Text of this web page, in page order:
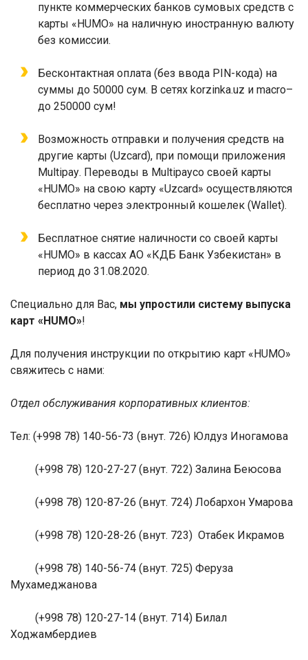
пункте коммерческих банков сумовых средств с
карты « HUMO» на наличную иностранную валюту
без комиссии.
Бесконтактная оплата (без ввода PIN-кода) на
суммы до 50000 сум. В сетях korzinka.uz и macro–
до 250000 сум!
Возможность отправки и получения средств на
другие карты (Uzcard), при помощи приложения
Multipay. Переводы в Multipayсо своей карты
« HUMO» на свою карту «Uzcard» осуществляются
бесплатно через электронный кошелек (Wallet).
Бесплатное снятие наличности со своей карты
« HUMO» в кассах АО «КДБ Банк Узбекистан» в
период до 31.08.2020.
Специально для Вас, мы упростили систему выпуска
карт « HUMO»!
Для получения инструкции по открытию карт « HUMO»
свяжитесь с нами:
Отдел обслуживания корпоративных клиентов:
Тел: (+998 78) 140-56-73 (внут. 726) Юлдуз Иногамова
(+998 78) 120-27-27 (внут. 722) Залина Беюсова
(+998 78) 120-87-26 (внут. 724) Лобархон Умарова
(+998 78) 120-28-26 (внут. 723) Отабек Икрамов
(+998 78) 140-56-74 (внут. 725) Феруза
Мухамеджанова
(+998 78) 120-27-14 (внут. 714) Билал
Ходжамбердиев